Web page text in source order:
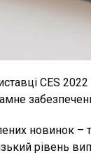
CES 2022
новинок –
рівень